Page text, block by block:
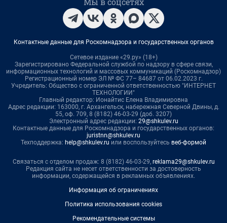
Контактные данные для Роскомнадзора и государственных органов
Сетевое издание «29.ру» (18+)
Зарегистрировано Федеральной службой по надзору в сфере связи,
информационных технологий и массовых коммуникаций (Роскомнадзор)
Регистрационный номер ЭЛ № ФС 77– 84687 от 06.02.2023 г.
Учредитель: Общество с ограниченной ответственностью "ИНТЕРНЕТ
ТЕХНОЛОГИИ"
Главный редактор: Ионайтис Елена Владимировна
Адрес редакции: 163000, г. Архангельск, набережная Северной Двины, д.
55, оф. 709, 8 (8182) 46-03-29 (доб. 3207)
Электронный адрес редакции: 29@shkulev.ru
Контактные данные для Роскомнадзора и государственных органов:
juristnn@shkulev.ru
Техподдержка: help@shkulev.ru или воспользуйтесь веб-формой
Связаться с отделом продаж: 8 (8182) 46-03-29, reklama29@shkulev.ru
Редакция сайта не несет ответственности за достоверность
информации, содержащейся в рекламных объявлениях.
Информация об ограничениях
Политика использования cookies
Рекомендательные системы